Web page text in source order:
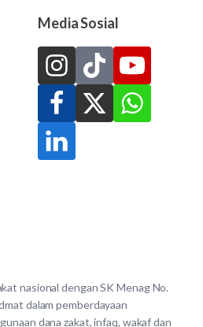
nasional dengan SK Menag No.
dalam pemberdayaan
dana zakat, infaq, wakaf dan
Media Sosial